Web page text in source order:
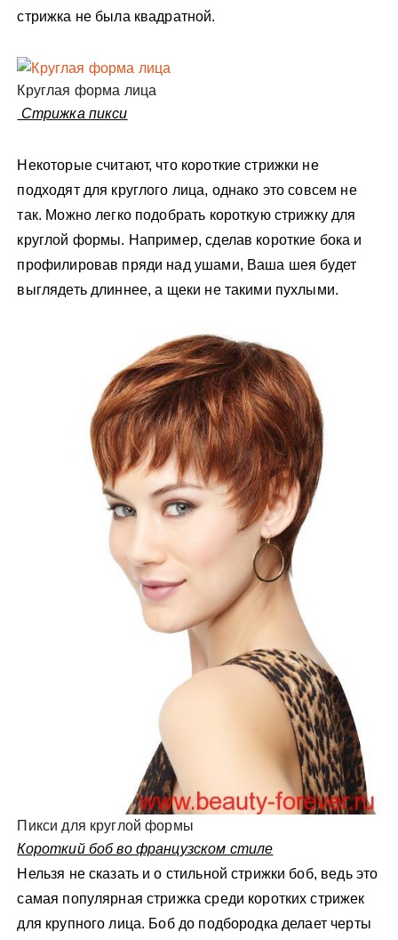
стрижка не была квадратной.
Круглая форма лица
Стрижка пикси
Некоторые считают, что короткие стрижки не
подходят для круглого лица, однако это совсем не
так. Можно легко подобрать короткую стрижку для
круглой формы. Например, сделав короткие бока и
профилировав пряди над ушами, Ваша шея будет
выглядеть длиннее, а щеки не такими пухлыми.
Пикси для круглой формы
Короткий боб во французском стиле
Нельзя не сказать и о стильной стрижки боб, ведь это
самая популярная стрижка среди коротких стрижек
для крупного лица. Боб до подбородка делает черты